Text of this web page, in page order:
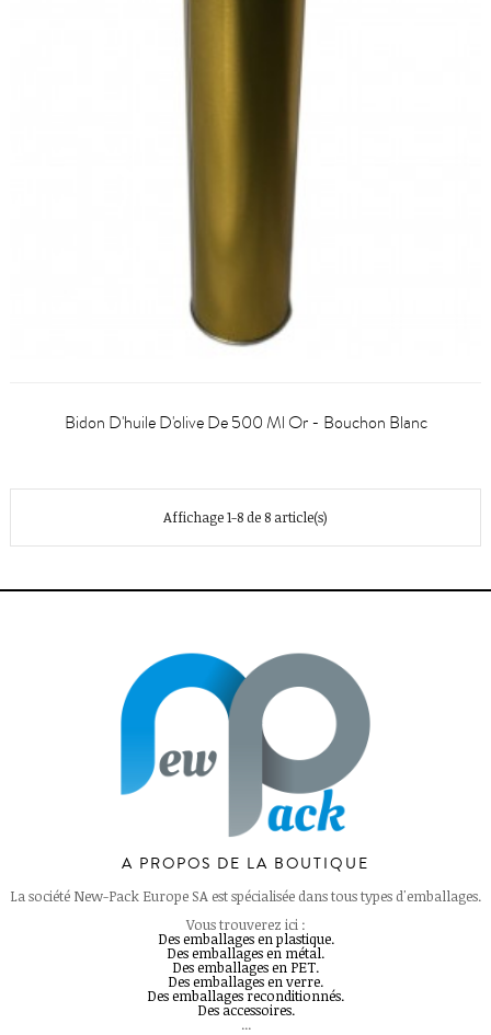
Bidon D'huile D'olive De 500 Ml Or - Bouchon Blanc
Affichage 1-8 de 8 article(s)
A PROPOS DE LA BOUTIQUE
La société New-Pack Europe SA est spécialisée dans tous types d'emballages.
Vous trouverez ici :
Des emballages en plastique.
Des emballages en métal.
Des emballages en PET.
Des emballages en verre.
Des emballages reconditionnés.
Des accessoires.
...